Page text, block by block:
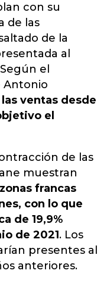
con su
de las
de la
al
el
Antonio
ventas desde
el
de las
muestran
zonas francas
con lo que
de 19,9%
de 2021. Los
presentes al
anteriores.